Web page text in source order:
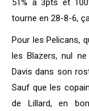
51% à 3pts et
tourne en 28-8-6,
Pour les Pelicans,
les Blazers, nul
Davis dans son
Sauf que les
de Lillard, en